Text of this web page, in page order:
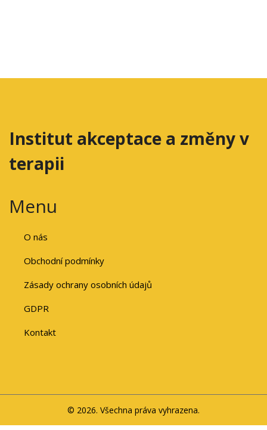
Institut akceptace a změny v
terapii
Menu
O nás
Obchodní podmínky
Zásady ochrany osobních údajů
GDPR
Kontakt
© 2026. Všechna práva vyhrazena.